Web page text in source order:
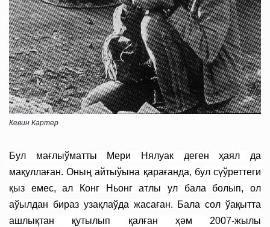
Кевин Картер
Бул мағлыўматты Мери Нялуак деген ҳаял да
мақуллаған. Оның айтыўына қарағанда, бул сүўреттеги
қыз емес, ал Конг Ньонг атлы ул бала болып, ол
аўылдан бираз узақлаўда жасаған. Бала сол ўақытта
ашлықтан қутылып қалған ҳәм 2007-жылы